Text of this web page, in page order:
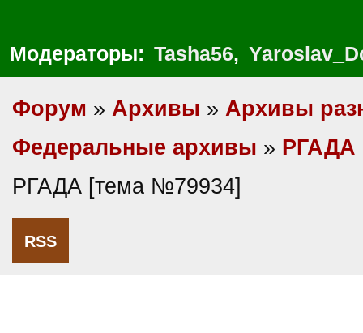
Модераторы: Tasha56,
Форум » Архивы » Архивы
Федеральные архивы » РГАДА
РГАДА [тема №79934]
RSS